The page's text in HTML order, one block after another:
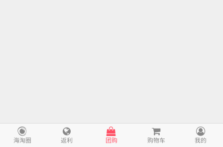
海淘圈 返利 团购 购物车 我的